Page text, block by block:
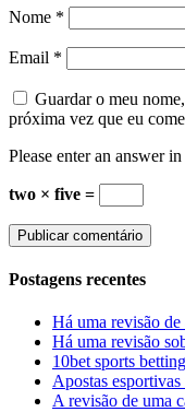
Nome *
Email *
Guardar o meu
próxima vez que eu
Please enter an answer
two × five =
Postagens recentes
Há uma revisão de
Há uma revisão
10bet sports
Apostas
A revisão de uma